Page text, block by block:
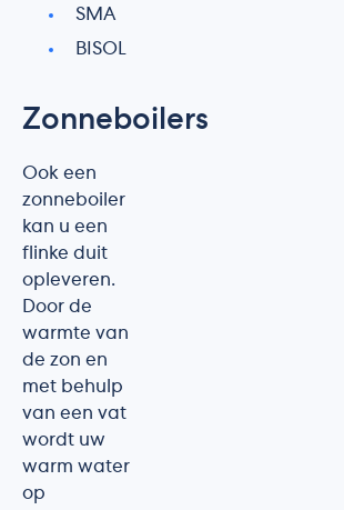
SMA
BISOL
Zonneboilers
Ook een
zonneboiler
kan u een
flinke duit
opleveren.
Door de
warmte van
de zon en
met behulp
van een vat
wordt uw
warm water
op